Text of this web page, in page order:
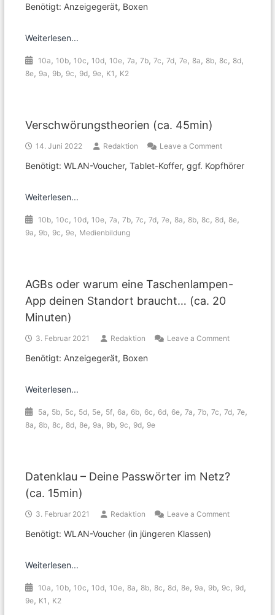
Benötigt: Anzeigegerät, Boxen
Weiterlesen...
10a , 10b, 10c , 10d, 10e,7a ,7b,7c ,7d,7e, 8a , 8b, 8c , 8d,
8e, 9a , 9b, 9c , 9d, 9e, K1 , K2
Verschwörungstheorien (ca. 45min)
14. Juni 2022 Redaktion Leave a Comment
(ca.
Benötigt: WLAN-Voucher, Tablet-Koffer, ggf. Kopfhörer
Weiterlesen...
10b, 10c , 10d, 10e,7a ,7b,7c ,7d,7e, 8a , 8b, 8c , 8d, 8e,
9a , 9b, 9c , 9e, Medienbildung
AGBs oder warum eine Taschenlampen-
App deinen Standort braucht… (ca. 20
Minuten)
3. Februar 2021 Redaktion Leave a Comment
deinen
Benötigt: Anzeigegerät, Boxen
Weiterlesen...
5a , 5b, 5c , 5d, 5e, 5f, 6a , 6b, 6c , 6d, 6e,7a ,7b,7c ,7d,7e,
8a , 8b, 8c , 8d, 8e, 9a , 9b, 9c , 9d, 9e
Datenklau – Deine Passwörter im Netz?
(ca. 15min)
3. Februar 2021 Redaktion Leave a Comment
(ca.
Benötigt: WLAN-Voucher (in jüngeren Klassen)
Weiterlesen...
10a , 10b, 10c , 10d, 10e, 8a , 8b, 8c , 8d, 8e, 9a , 9b, 9c , 9d,
9e, K1 , K2